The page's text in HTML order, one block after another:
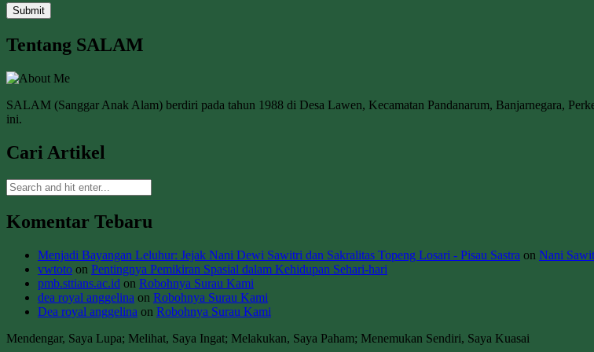
Tentang SALAM
SALAM (Sanggar Anak Alam) berdiri pada tahun 1988 di Desa Lawen, Kecamatan Pandanarum, Banjarnegara,
ini.
Cari Artikel
Komentar Tebaru
Menjadi Bayangan Leluhur: Jejak Nani Dewi Sawitri dan Sakralitas Topeng Losari - Pisau Sastra on Nani
vwtoto on Pentingnya Pemikiran Spasial dalam Kehidupan Sehari-hari
pmb.sttians.ac.id on Robohnya Surau Kami
dea royal anggelina on Robohnya Surau Kami
Dea royal anggelina on Robohnya Surau Kami
Mendengar, Saya Lupa; Melihat, Saya Ingat; Melakukan, Saya Paham; Menemukan Sendiri, Saya Kuasai